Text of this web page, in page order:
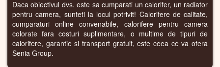
Daca obiectivul dvs. este sa cumparati un calorifer, un radiator
pentru camera, sunteti la locul potrivit! Calorifere de calitate,
cumparaturi online convenabile, calorifere pentru camera
colorate fara costuri suplimentare, o multime de tipuri de
calorifere, garantie si transport gratuit, este ceea ce va ofera
Senia Group.